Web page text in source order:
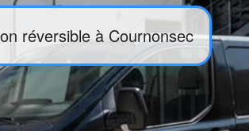
réversible à Cournonsec